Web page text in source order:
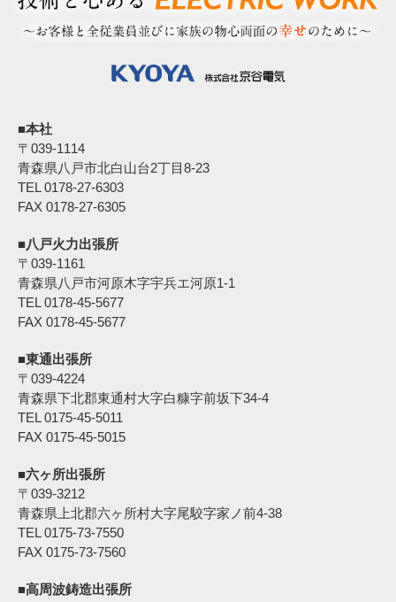
■本社
〒039‐1114
青森県八戸市北白山台2丁目8-23
TEL 0178-27-6303
FAX 0178-27-6305
■八戸火力出張所
〒039-1161
青森県八戸市河原木字宇兵エ河原1-1
TEL 0178-45-5677
FAX 0178-45-5677
■東通出張所
〒039-4224
青森県下北郡東通村大字白糠字前坂下34-4
TEL 0175-45-5011
FAX 0175-45-5015
■六ヶ所出張所
〒039-3212
青森県上北郡六ヶ所村大字尾駮字家ノ前4-38
TEL 0175-73-7550
FAX 0175-73-7560
■高周波鋳造出張所